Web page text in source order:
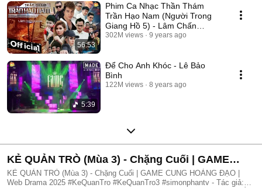
56:53
Phim Ca Nhạc Thần Thám
Trần Hạo Nam (Người Trong
Giang Hồ 5) - Lâm Chấn
Khang 2017
302M views 9 years ago
5:39
Để Cho Anh Khóc - Lê Bảo
Bình
122M views 8 years ago
KẺ QUẢN TRÒ (Mùa 3) - Chặng Cuối | GAME
CUNG HOÀNG ĐẠO | Web Drama 2025
KẺ QUẢN TRÒ (Mùa 3) - Chặng Cuối | GAME CUNG HOÀNG ĐẠO |
Web Drama 2025 #KeQuanTro #KeQuanTro3 #simonphantv - Tác giả: